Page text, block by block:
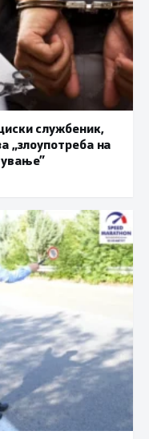
службеник,
„злоупотреба на